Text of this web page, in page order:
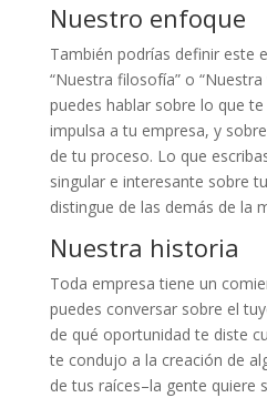
Nuestro enfoque
También podrías definir este
“Nuestra filosofía” o
puedes hablar sobre lo que
impulsa a tu empresa, y
de tu proceso. Lo que
singular e interesante sobre
distingue de las demás de la
Nuestra historia
Toda empresa tiene un
puedes conversar sobre el
de qué oportunidad te diste
te condujo a la creación de
de tus raíces–la gente quiere